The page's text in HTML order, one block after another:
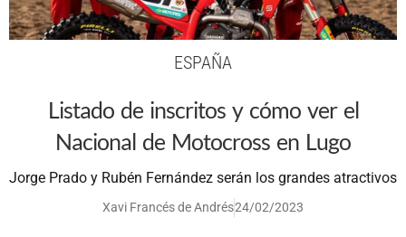
ESPAÑA
Listado de inscritos y cómo ver el
Nacional de Motocross en Lugo
Jorge Prado y Rubén Fernández serán los grandes atractivos
Xavi Francés de Andrés24/02/2023